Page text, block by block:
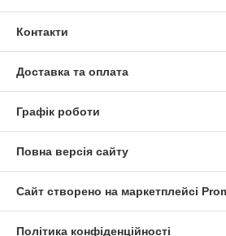
Контакти
Доставка та оплата
Графік роботи
Повна версія сайту
Сайт створено на маркетплейсі
Політика конфіденційності